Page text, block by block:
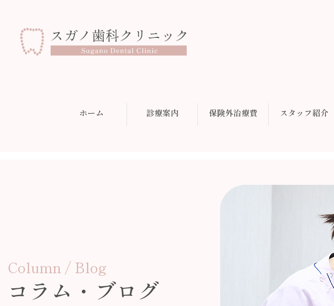
ホーム 診療案内 保険外治療費 スタッフ紹介
Column / Blog
コラム・ブログ